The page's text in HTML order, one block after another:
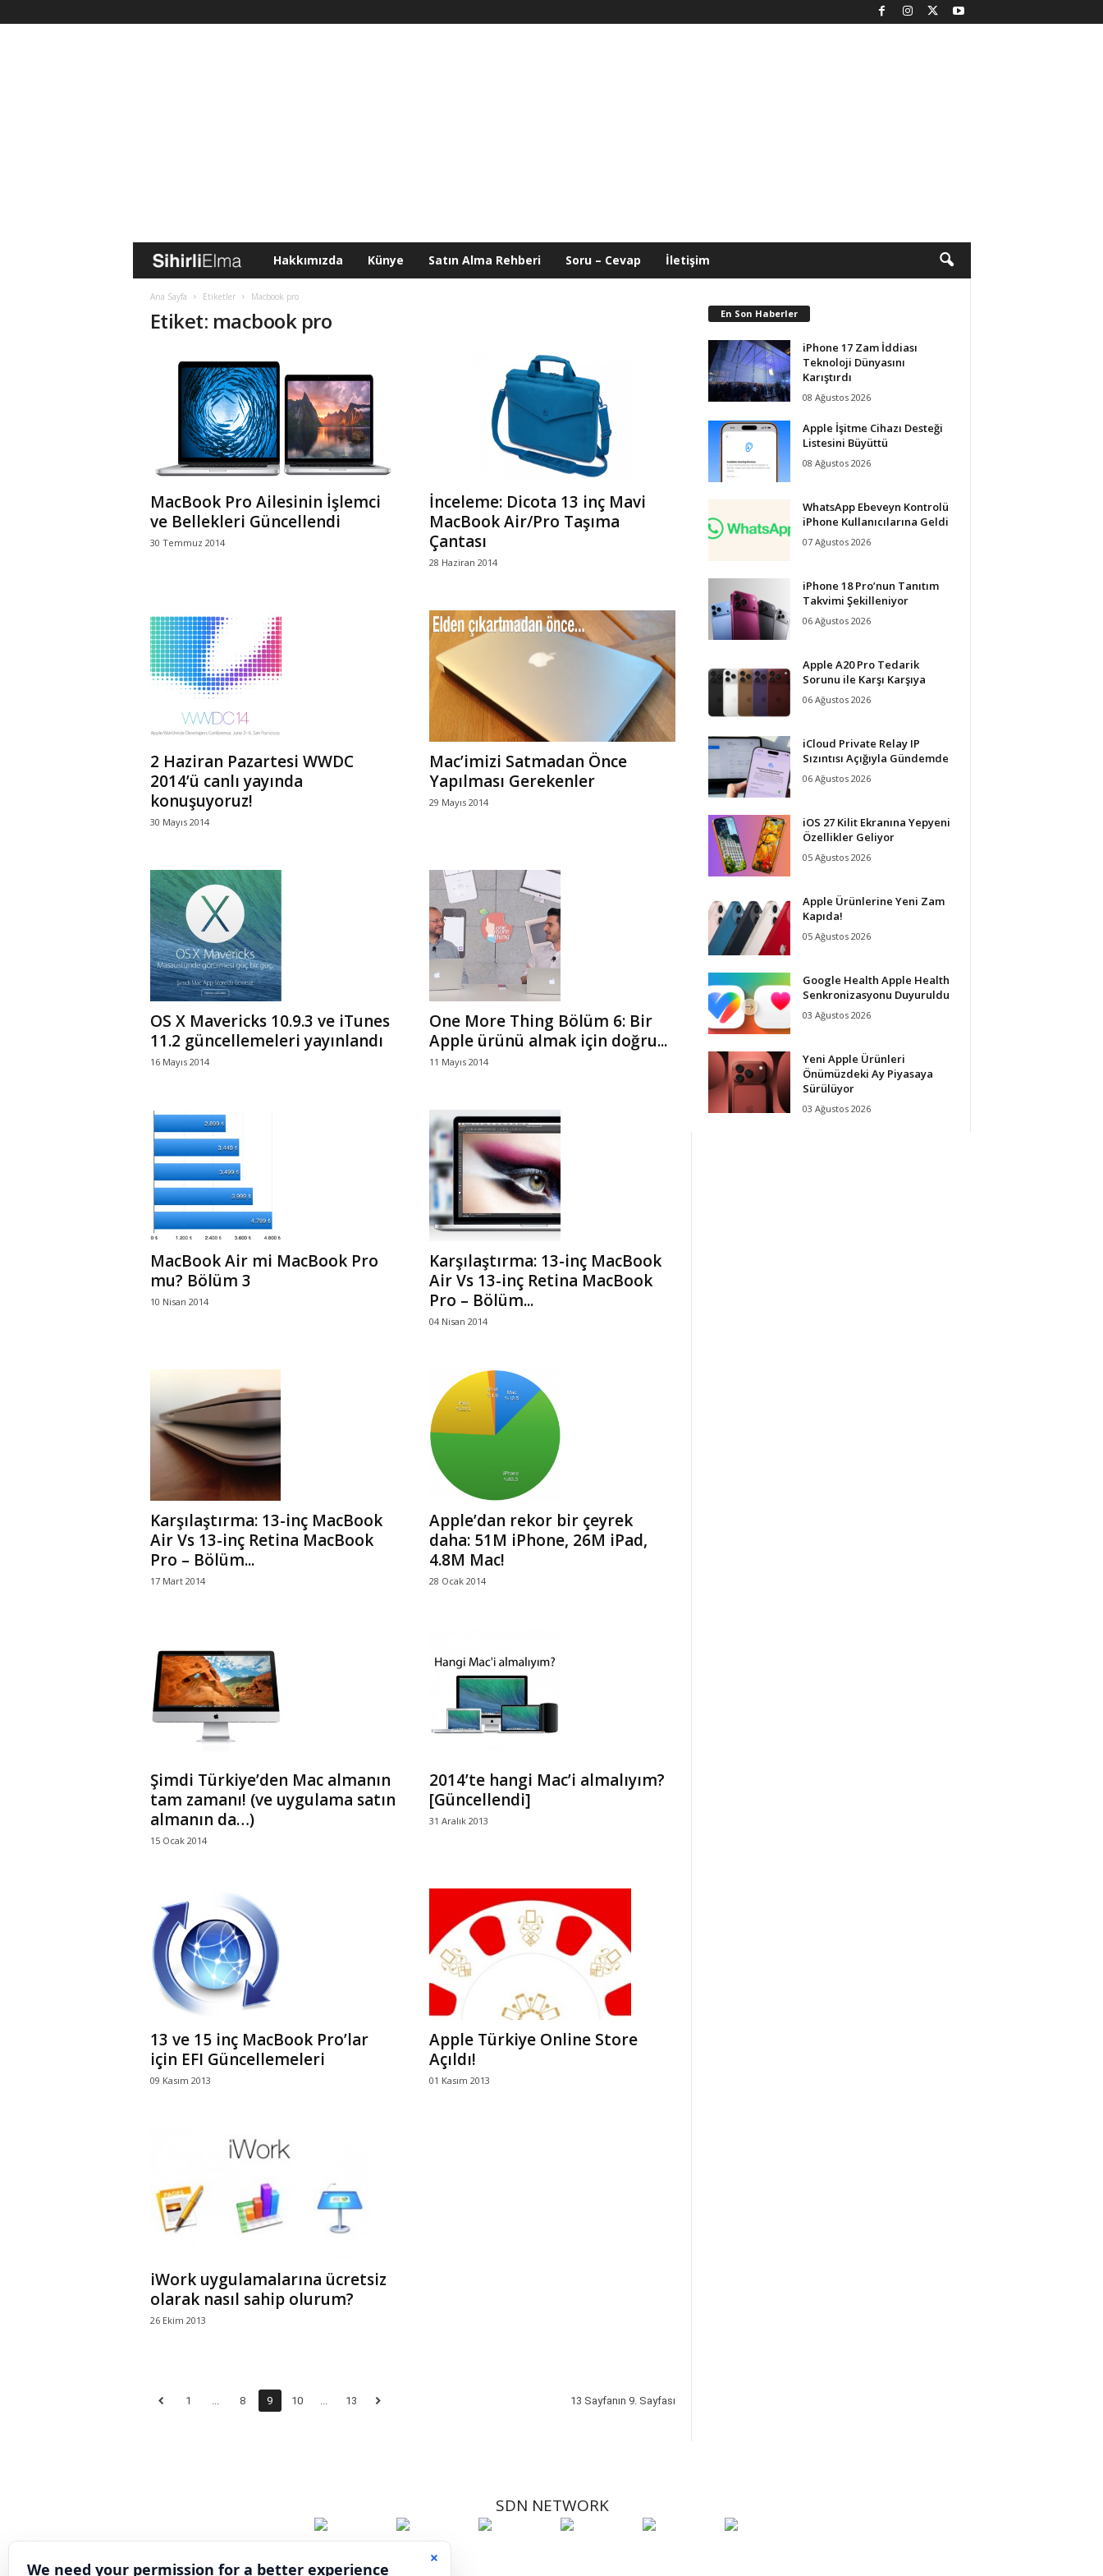
i
h
i
r
l
i
E
a
Hakkımızda Künye Satın Alma Rehberi Soru – Cevap İletişim
Ana Sayfa Etiketler Macbook pro
Etiket: macbook pro
MacBook Pro Ailesinin İşlemci
ve Bellekleri Güncellendi
30 Temmuz 2014
İnceleme: Dicota 13 inç Mavi
MacBook Air/Pro Taşıma
Çantası
28 Haziran 2014
2 Haziran Pazartesi WWDC
2014’ü canlı yayında
konuşuyoruz!
30 Mayıs 2014
Mac’imizi Satmadan Önce
Yapılması Gerekenler
29 Mayıs 2014
OS X Mavericks 10.9.3 ve iTunes
11.2 güncellemeleri yayınlandı
16 Mayıs 2014
One More Thing Bölüm 6: Bir
Apple ürünü almak için doğru...
11 Mayıs 2014
MacBook Air mi MacBook Pro
mu? Bölüm 3
10 Nisan 2014
Karşılaştırma: 13-inç MacBook
Air Vs 13-inç Retina MacBook
Pro – Bölüm...
04 Nisan 2014
Karşılaştırma: 13-inç MacBook
Air Vs 13-inç Retina MacBook
Pro – Bölüm...
17 Mart 2014
Apple’dan rekor bir çeyrek
daha: 51M iPhone, 26M iPad,
4.8M Mac!
28 Ocak 2014
Şimdi Türkiye’den Mac almanın
tam zamanı! (ve uygulama satın
almanın da…)
15 Ocak 2014
2014’te hangi Mac’i almalıyım?
[Güncellendi]
31 Aralık 2013
13 ve 15 inç MacBook Pro’lar
için EFI Güncellemeleri
09 Kasım 2013
Apple Türkiye Online Store
Açıldı!
01 Kasım 2013
iWork uygulamalarına ücretsiz
olarak nasıl sahip olurum?
26 Ekim 2013
1 ... 8 9 10 ... 13 13 Sayfanın 9. Sayfası
En Son Haberler
iPhone 17 Zam İddiası
Teknoloji Dünyasını
Karıştırdı
08 Ağustos 2026
Apple İşitme Cihazı Desteği
Listesini Büyüttü
08 Ağustos 2026
WhatsApp Ebeveyn Kontrolü
iPhone Kullanıcılarına Geldi
07 Ağustos 2026
iPhone 18 Pro’nun Tanıtım
Takvimi Şekilleniyor
06 Ağustos 2026
Apple A20 Pro Tedarik
Sorunu ile Karşı Karşıya
06 Ağustos 2026
iCloud Private Relay IP
Sızıntısı Açığıyla Gündemde
06 Ağustos 2026
iOS 27 Kilit Ekranına Yepyeni
Özellikler Geliyor
05 Ağustos 2026
Apple Ürünlerine Yeni Zam
Kapıda!
05 Ağustos 2026
Google Health Apple Health
Senkronizasyonu Duyuruldu
03 Ağustos 2026
Yeni Apple Ürünleri
Önümüzdeki Ay Piyasaya
Sürülüyor
03 Ağustos 2026
SDN NETWORK